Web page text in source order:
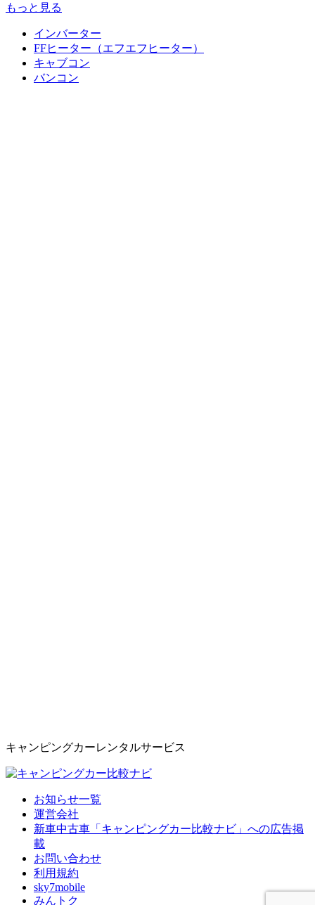
もっと見る
インバーター
FFヒーター（エフエフヒーター）
キャブコン
バンコン
キャンピングカーレンタルサービス
お知らせ一覧
運営会社
新車中古車「キャンピングカー比較ナビ」への広告掲
載
お問い合わせ
利用規約
sky7mobile
みんトク